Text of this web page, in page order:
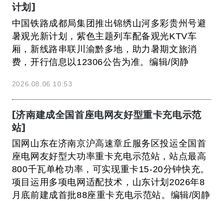
计划]
中国铁路成都局集团推出锦绣山河多彩贵州号避
暑观光新计划，紫色主题列车配备观光KTV车
厢，新线路串联川渝黔多地，助力暑期文旅消
费，开行信息以12306公告为准。编辑/闵静
2026.08.06 10:53
[济南建成全国首座电网友好型重卡充电示范
站]
国网山东在济南京沪高速章丘服务区投运全国首
座电网友好型大功率重卡充电示范站，站点最高
800千瓦单枪功率，可实现重卡15‑20分钟快充。
项目运用多项电网适配技术，山东计划2026年8
月底前建成首批88座重卡充电示范站。编辑/闵静